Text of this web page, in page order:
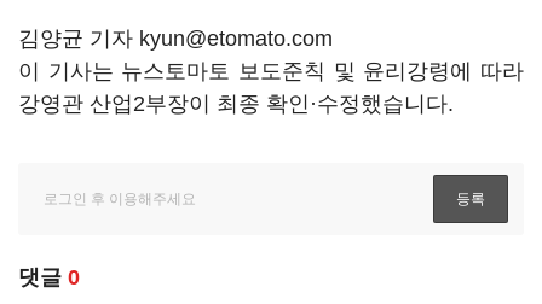
김양균 기자 kyun@etomato.com
이 기사는 뉴스토마토 보도준칙 및 윤리강령에 따라
강영관 산업2부장이 최종 확인·수정했습니다.
댓글 0